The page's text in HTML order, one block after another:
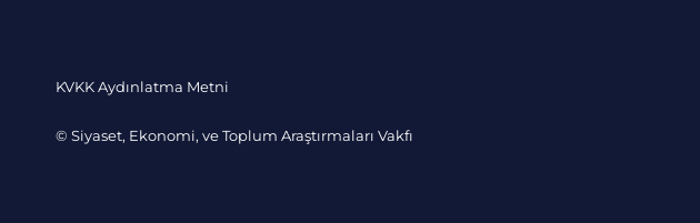
KVKK Aydınlatma Metni
© Siyaset, Ekonomi, ve Toplum Araştırmaları Vakfı